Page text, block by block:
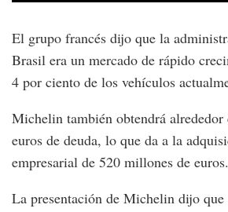
El grupo francés dijo que la
Brasil era un mercado de rápido
4 por ciento de los vehículos
Michelin también obtendrá
euros de deuda, lo que da a la
empresarial de 520 millones de euros.
La presentación de Michelin dijo